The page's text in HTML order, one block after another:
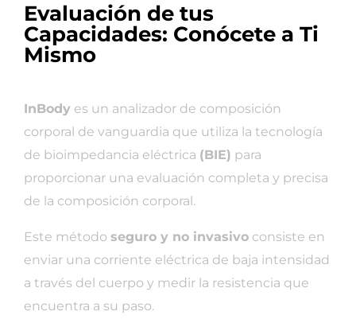
Evaluación de tus
Capacidades: Conócete a Ti
Mismo
InBody es un analizador de composición
corporal de vanguardia que utiliza la tecnología
de bioimpedancia eléctrica (BIE) para
proporcionar una evaluación completa y precisa
de la composición corporal.
Este método seguro y no invasivo consiste en
enviar una corriente eléctrica de baja intensidad
a través del cuerpo y medir la resistencia que
encuentra a su paso.